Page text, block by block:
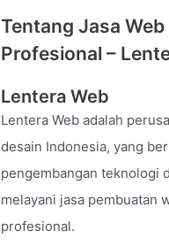
Tentang Jasa
Profesional –
Lentera Web
Lentera Web adalah
desain Indonesia, yang
pengembangan teknologi
melayani jasa pembuatan
profesional.